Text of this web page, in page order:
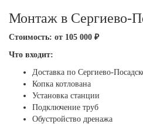
Монтаж в Сергиево-
Стоимость: от 105 000 ₽
Что входит:
Доставка по Сергиево-
Копка котлована
Установка станции
Подключение труб
Обустройство дренажа